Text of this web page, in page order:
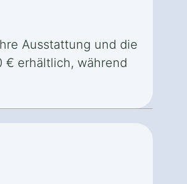
Ausstattung und die
€ erhältlich, während